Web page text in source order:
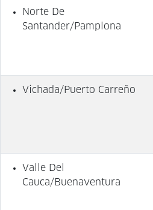
Norte De
Santander/Pamplona
Vichada/Puerto Carreño
Valle Del
Cauca/Buenaventura